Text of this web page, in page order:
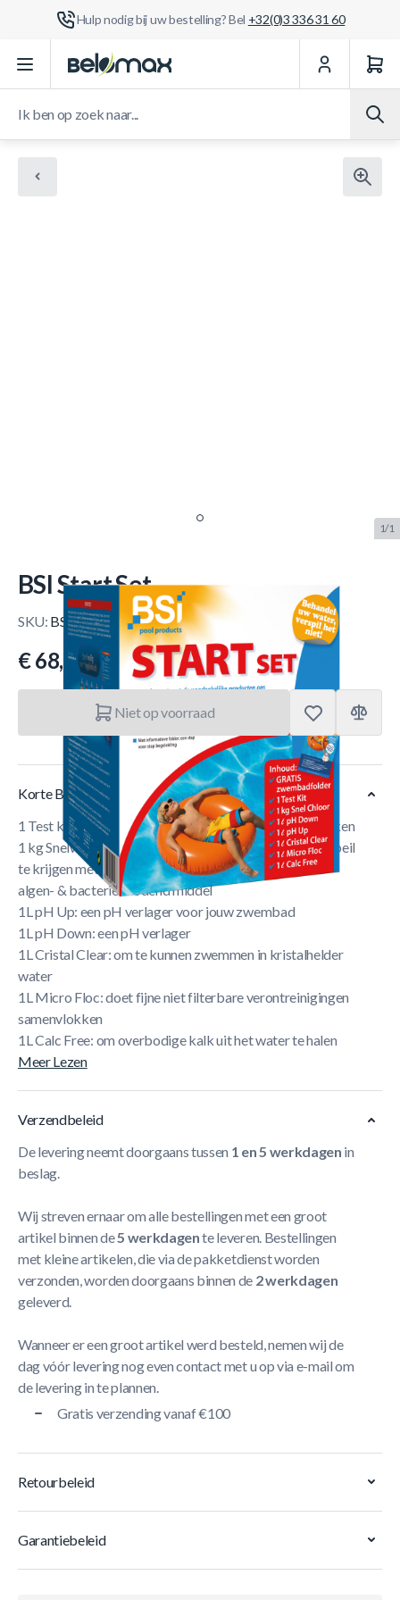
Hulp nodig bij uw bestelling? Bel +32(0)3 336 31 60
Ga naar de inhoud
1/1
BSI Start Set
SKU: BSI.6463 Merk:BSI
€ 68,50
Niet op voorraad
Korte Beschrijving
1 Test kit: om alle parameters van je zwembad na te kijken
1 kg Snelwerkend chloor: helpt je het chloorgehalte op peil
te krijgen met een “shock”-behandeling, chloor is een
algen- & bacteriëndodend middel
1L pH Up: een pH verlager voor jouw zwembad
1L pH Down: een pH verlager
1L Cristal Clear: om te kunnen zwemmen in kristalhelder
water
1L Micro Floc: doet fijne niet filterbare verontreinigingen
samenvlokken
1L Calc Free: om overbodige kalk uit het water te halen
Meer Lezen
Verzendbeleid
De levering neemt doorgaans tussen 1 en 5 werkdagen in
beslag.
Wij streven ernaar om alle bestellingen met een groot
artikel binnen de5 werkdagente leveren. Bestellingen
met kleine artikelen, die via de pakketdienst worden
verzonden, worden doorgaans binnen de 2 werkdagen
geleverd.
Wanneer er een groot artikel werd besteld, nemen wij de
dag vóór levering nog even contact met u op via e-mail om
de levering in te plannen.
Gratis verzending vanaf €100
Retourbeleid
Garantiebeleid